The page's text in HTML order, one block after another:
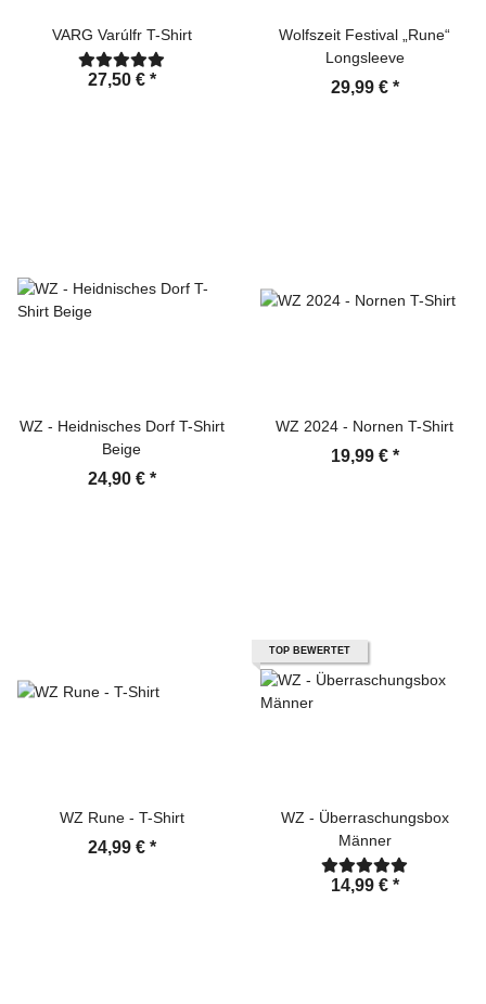
VARG Varúlfr T-Shirt
27,50 € *
Wolfszeit Festival „Rune“
Longsleeve
29,99 € *
WZ - Heidnisches Dorf T-Shirt
Beige
24,90 € *
WZ 2024 - Nornen T-Shirt
19,99 € *
WZ Rune - T-Shirt
24,99 € *
TOP BEWERTET
WZ - Überraschungsbox
Männer
14,99 € *